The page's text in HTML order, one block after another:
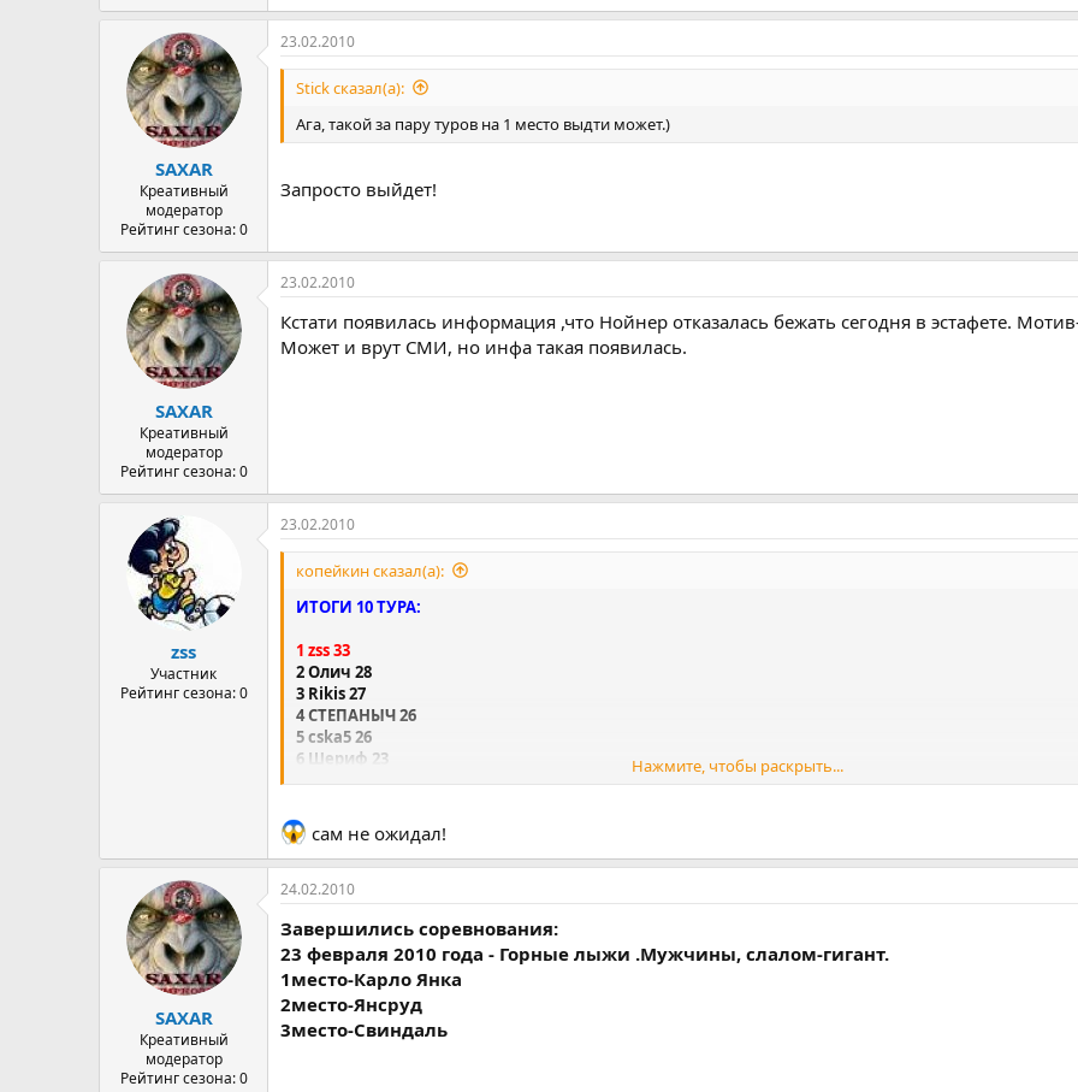
SAXAR
Креативный
модератор
Рейтинг сезона: 0
23.02.2010
Stick сказал(а):
Ага, такой за пару туров на 1 место выдти может.)
Запросто выйдет!
SAXAR
Креативный
модератор
Рейтинг сезона: 0
23.02.2010
Кстати появилась информация ,что Нойнер отказалась бежать сегодня в эстафете.
Может и врут СМИ, но инфа такая появилась.
zss
Участник
Рейтинг сезона: 0
23.02.2010
копейкин сказал(а):
ИТОГИ 10 ТУРА:
1 zss 33
2 Олич 28
3 Rikis 27
4 СТЕПАНЫЧ 26
5 cska5 26
6 Шериф 23
9 andru69 22
10 Leo Messi 22
11 Stick 22
12 aBTo3aBogeu 21
13 SAXAR 20
14 sanja1970 20
15 denice 20
16 Xururg 19
17 Фокс 19
18 NewMan 19
19 Степан 18
Нажмите, чтобы раскрыть...
сам не ожидал!
SAXAR
Креативный
модератор
Рейтинг сезона: 0
24.02.2010
Завершились соревнования:
23 февраля 2010 года - Горные лыжи .Мужчины, слалом-гигант.
1место-Карло Янка
2место-Янсруд
3место-Свиндаль